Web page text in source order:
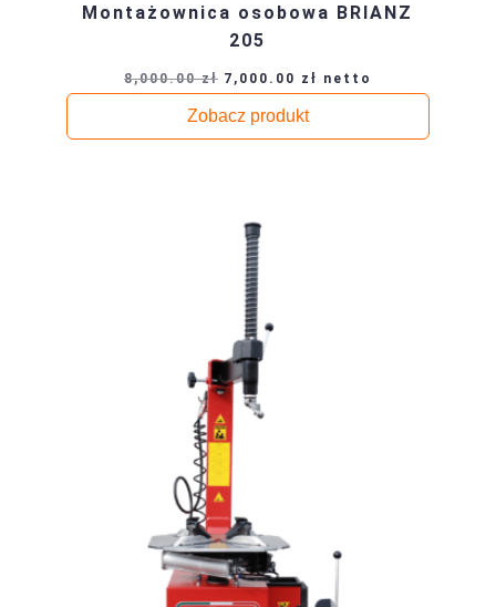
Montażownica osobowa BRIANZ
205
8,000.00zł Pierwotna
7,000.00 zł Aktualna
netto
Zobacz produkt